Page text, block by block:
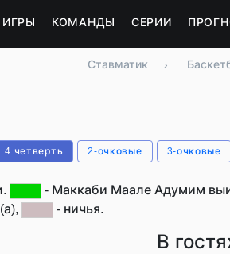
ИГРЫ КОМАНДЫ СЕРИИ
Ставматик ›
4 четверть 2-очковые 3-очковые
- Маккаби Маале Адумим
- ничья.
В